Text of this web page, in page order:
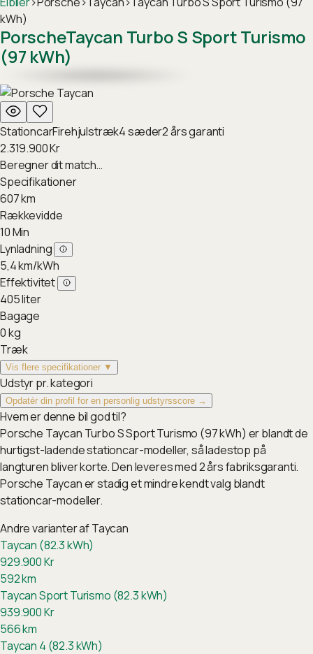
kWh)
PorscheTaycan Turbo S Sport Turismo
(97 kWh)
StationcarFirehjulstræk4sæder2års garanti
2.319.900Kr
Beregner dit match…
Specifikationer
607km
Rækkevidde
10Min
Lynladning
5,4km/kWh
Effektivitet
405liter
Bagage
0kg
Træk
Vis flere specifikationer ▼
Udstyr pr. kategori
Opdatér din profil for en personlig udstyrsscore →
Hvem er denne bil god til?
Porsche Taycan Turbo S Sport Turismo (97 kWh) er blandt de
hurtigst-ladende stationcar-modeller, så ladestop på
langturen bliver korte. Den leveres med 2 års fabriksgaranti.
Porsche Taycan er stadig et mindre kendt valg blandt
stationcar-modeller.
Andre varianter afTaycan
Taycan (82.3 kWh)
929.900Kr
592km
Taycan Sport Turismo (82.3 kWh)
939.900Kr
566km
Taycan 4 (82.3 kWh)